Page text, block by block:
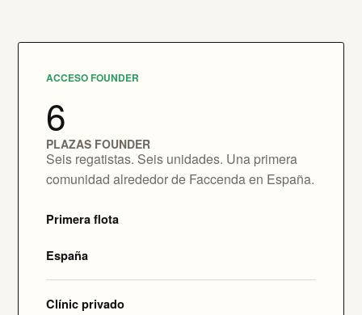
ACCESO FOUNDER
6
PLAZAS FOUNDER
Seis regatistas. Seis unidades. Una primera
comunidad alrededor de Faccenda en España.
Primera flota
España
Clínic privado